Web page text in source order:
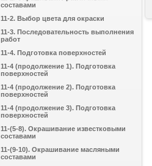
составами
11-2. Выбор цвета для окраски
11-3. Последовательность выполнения
работ
11-4. Подготовка поверхностей
11-4 (продолжение 1). Подготовка
поверхностей
11-4 (продолжение 2). Подготовка
поверхностей
11-4 (продолжение 3). Подготовка
поверхностей
11-(5-8). Окрашивание известковыми
составами
11-(9-10). Окрашивание масляными
составами